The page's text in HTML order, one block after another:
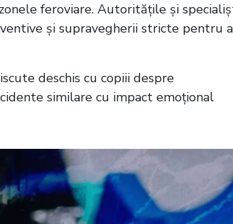
feroviare. Autoritățile și
și supravegherii stricte pentru a
deschis cu copiii despre
similare cu impact emoțional